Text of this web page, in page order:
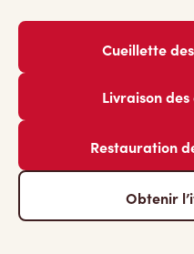
Cueillette
Livraison
Restauration
Obtenir